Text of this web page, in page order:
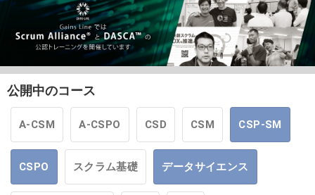
公開中のコース
A-CSM A-CSPO CSD CSM CSP-SM
CSPO スクラム基礎 データサイエンス